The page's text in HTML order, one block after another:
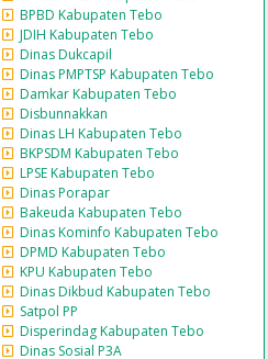
BPBD Kabupaten Tebo
JDIH Kabupaten Tebo
Dinas Dukcapil
Dinas PMPTSP Kabupaten Tebo
Damkar Kabupaten Tebo
Disbunnakkan
Dinas LH Kabupaten Tebo
BKPSDM Kabupaten Tebo
LPSE Kabupaten Tebo
Dinas Porapar
Bakeuda Kabupaten Tebo
Dinas Kominfo Kabupaten Tebo
DPMD Kabupaten Tebo
KPU Kabupaten Tebo
Dinas Dikbud Kabupaten Tebo
Satpol PP
Disperindag Kabupaten Tebo
Dinas Sosial P3A